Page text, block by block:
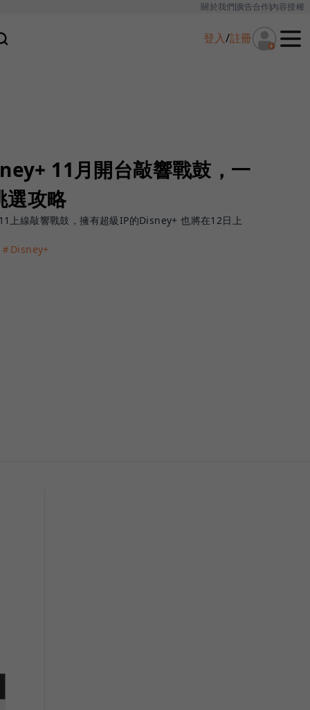
關於我們廣告合作內容授權
登入/註冊
11月開台敲響戰鼓，一
選攻略
上線敲響戰鼓，擁有超級IP的Disney+ 也將在12日上
＃Disney+